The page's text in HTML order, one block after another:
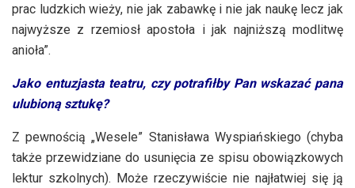
prac ludzkich wieży, nie jak zabawkę i nie jak naukę lecz jak
najwyższe z rzemiosł apostoła i jak najniższą modlitwę
anioła”.
Jako entuzjasta teatru, czy potrafiłby Pan wskazać pana
ulubioną sztukę?
Z pewnością „Wesele” Stanisława Wyspiańskiego (chyba
także przewidziane do usunięcia ze spisu obowiązkowych
lektur szkolnych). Może rzeczywiście nie najłatwiej się ją